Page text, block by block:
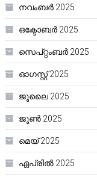
നവംബർ 2025
ഒക്ടോബർ 2025
സെപ്റ്റംബർ 2025
ഓഗസ്റ്റ്‌ 2025
ജൂലൈ 2025
ജൂൺ 2025
മെയ്‌ 2025
ഏപ്രിൽ 2025